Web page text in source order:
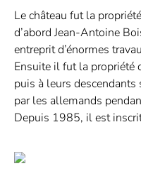
Le château fut la
d’abord Jean-Antoine
entreprit d’énormes
Ensuite il fut la propriété
puis à leurs descendants
par les allemands
Depuis 1985, il est